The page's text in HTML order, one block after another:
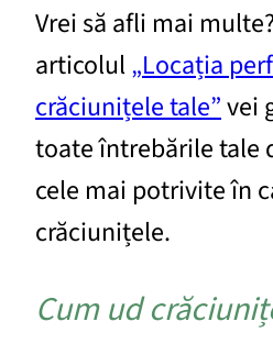
Vrei să afli mai
articolul„Locația
crăciunițele tale”vei
toate întrebările tale
cele mai potrivite în
crăciunițele.
Cum ud